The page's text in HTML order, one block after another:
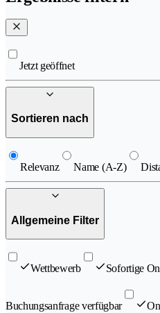
Jetzt geöffnet
Sortieren nach
Relevanz Name (A-Z)
Allgemeine Filter
Wettbewerb Sofortige
Buchungsanfrage verfügbar